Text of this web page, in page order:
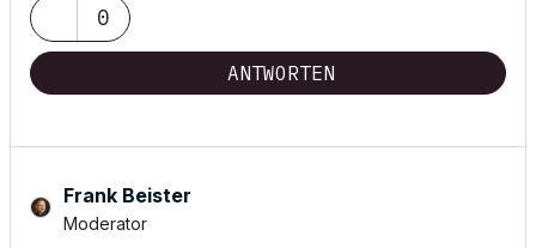
0
ANTWORTEN
Frank Beister
Moderator